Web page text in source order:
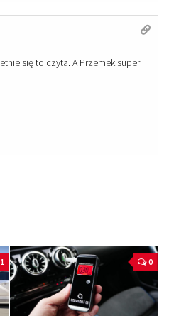
się to czyta. A Przemek super
1 0